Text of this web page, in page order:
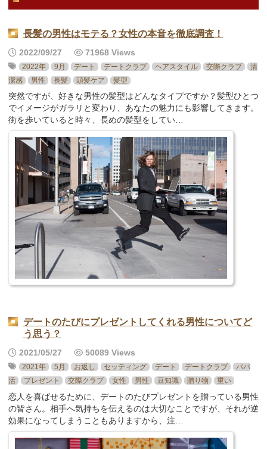
長髪の男性はモテる？女性の本音を徹底調査！
2022/09/27 71968 Views
2022年 9月 デート デートクラブ ヘアスタイル 交際クラブ
清
潔感
男性 長髪 頭髪ケア 髪型
突然ですが、好きな男性の髪型はどんなタイプですか？髪型ひとつ
でイメージがガラリと変わり、あなたの魅力にも影響してきます。
街を歩いていると時々、長めの髪型をしてい…
デートのたびにプレゼントしてくれる男性についてど
う思う？
2021/05/27 50089 Views
2021年 5月 お返し セッティング デート デートクラブ
パパ
活
プレゼント 交際クラブ 女性 男性 豆知識 贈り物 重い
恋人を喜ばせるために、デートのたびプレゼントを贈っている男性
の皆さん。相手へ気持ちを伝えるのは大切なことですが、それが逆
効果になってしまうこともありますから、注…